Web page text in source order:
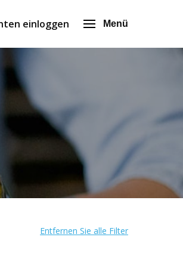
einloggen Menü
Entfernen Sie alle Filter